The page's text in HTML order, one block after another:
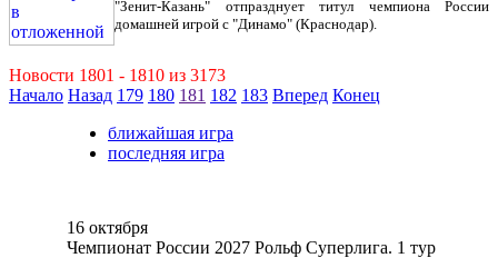
"Зенит-Казань" отпразднует титул чемпиона России
домашней игрой с "Динамо" (Краснодар).
Новости 1801 - 1810 из 3173
Начало Назад 179 180 181 182 183 Вперед Конец
ближайшая игра
последняя игра
16 октября
Чемпионат России 2027 Рольф Суперлига. 1 тур